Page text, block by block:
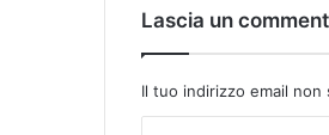
Lascia un
Il tuo indirizzo email non